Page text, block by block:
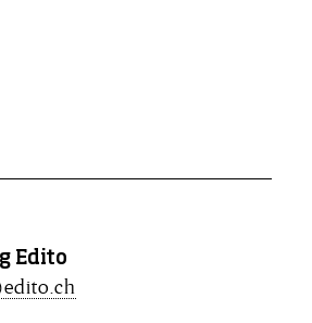
Edito